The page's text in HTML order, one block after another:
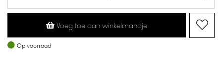
Voeg toe aan winkelmandje
Op voorraad
Op voorraad